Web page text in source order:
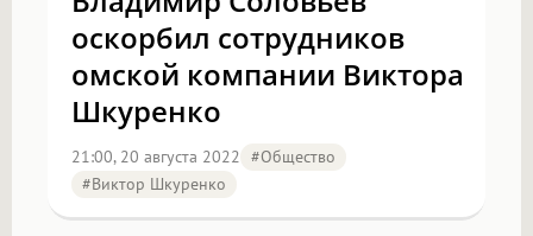
оскорбил сотрудников
омской компании Виктора
Шкуренко
21:00, 20 августа 2022 #Общество
#Виктор Шкуренко